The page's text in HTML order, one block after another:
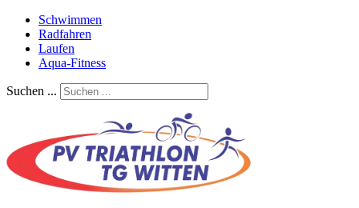
Schwimmen
Radfahren
Laufen
Aqua-Fitness
Suchen ...